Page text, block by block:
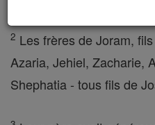
2 Les frères de Joram,
Azaria, Jehiel, Zacharie,
Shephatia - tous fils de